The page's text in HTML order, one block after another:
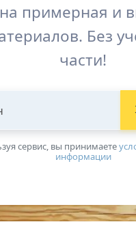
примерная и
Без
части!
сервис, вы принимаетe
информации